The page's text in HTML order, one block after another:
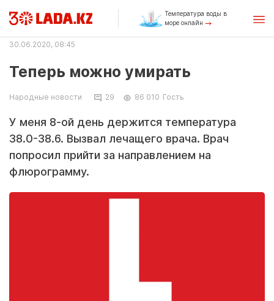
Температура воды в
море онлайн
30.06.2020, 08:45
Теперь можно умирать
Народные новости 29 86 010 Гость
У меня 8-ой день держится температура
38.0-38.6. Вызвал лечащего врача. Врач
попросил прийти за направлением на
флюрограмму.